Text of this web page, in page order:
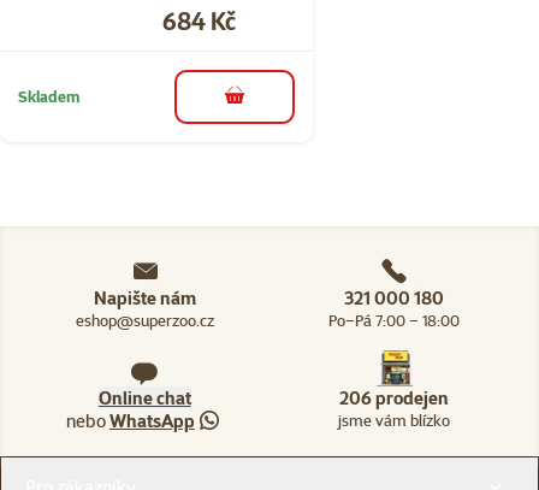
Cena
684 Kč
Skladem do košíku
Napište nám
eshop@superzoo.cz
321 000 180
Po–Pá 7:00 – 18:00
Online chat
neboWhatsApp
206 prodejen
jsme vám blízko